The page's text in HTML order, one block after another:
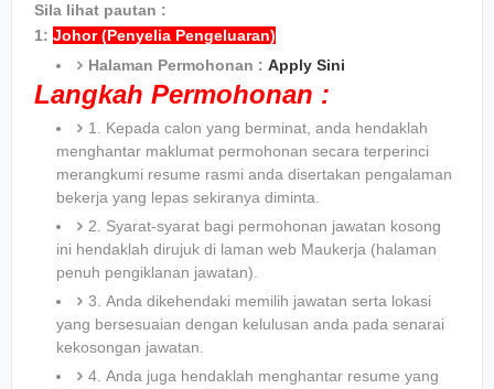
Sila lihat pautan :
1: Johor (Penyelia Pengeluaran)
Halaman Permohonan : Apply Sini
Langkah Permohonan :
1. Kepada calon yang berminat, anda hendaklah
menghantar maklumat permohonan secara terperinci
merangkumi resume rasmi anda disertakan pengalaman
bekerja yang lepas sekiranya diminta.
2. Syarat-syarat bagi permohonan jawatan kosong
ini hendaklah dirujuk di laman web Maukerja (halaman
penuh pengiklanan jawatan).
3. Anda dikehendaki memilih jawatan serta lokasi
yang bersesuaian dengan kelulusan anda pada senarai
kekosongan jawatan.
4. Anda juga hendaklah menghantar resume yang